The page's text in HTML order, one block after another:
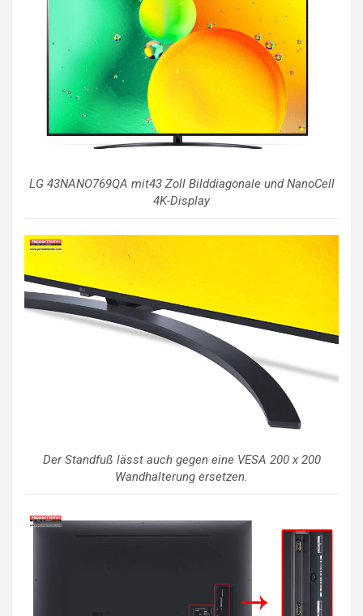
LG 43NANO769QA mit43 Zoll Bilddiagonale und NanoCell
4K-Display
Der Standfuß lässt auch gegen eine VESA 200 x 200
Wandhalterung ersetzen.